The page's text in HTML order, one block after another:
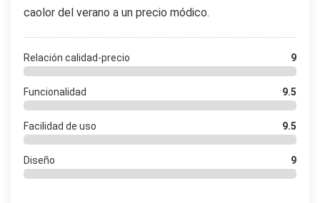
caolor del verano a un precio módico.
Relación calidad-precio 9
Funcionalidad 9.5
Facilidad de uso 9.5
Diseño 9